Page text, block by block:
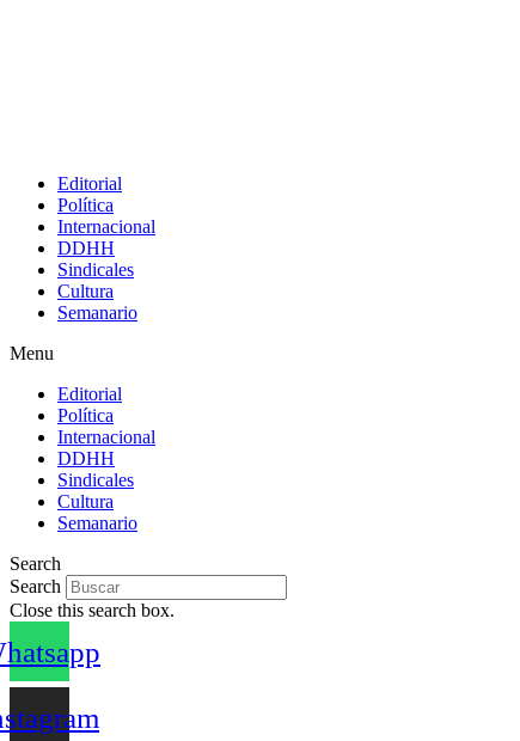
Editorial
Política
Internacional
DDHH
Sindicales
Cultura
Semanario
Menu
Editorial
Política
Internacional
DDHH
Sindicales
Cultura
Semanario
Search
Search
Close this search box.